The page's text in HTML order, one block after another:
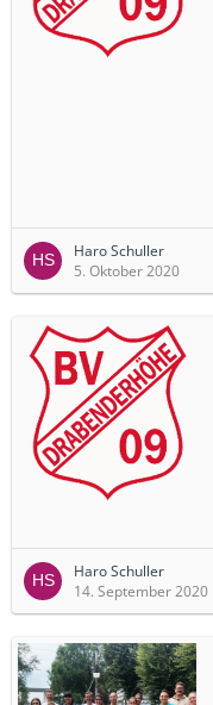
Haro Schuller
5. Oktober 2020
Haro Schuller
14. September 2020